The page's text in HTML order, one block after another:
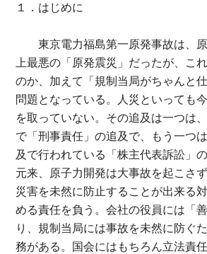
１．はじめに
東京電力福島第一原発事故は、原
上最悪の「原発震災」だったが、こ
のか、加えて「規制当局がちゃんと
問題となっている。人災といっても
を取っていない。その追及は一つは
で「刑事責任」の追及で、もう一つ
及で行われている「株主代表訴訟」の
元来、原子力開発は大事故を起こさ
災害を未然に防止することが出来る
める責任を負う。会社の役員には「
り、規制当局には事故を未然に防ぐ
務がある。国会にはもちろん立法責任